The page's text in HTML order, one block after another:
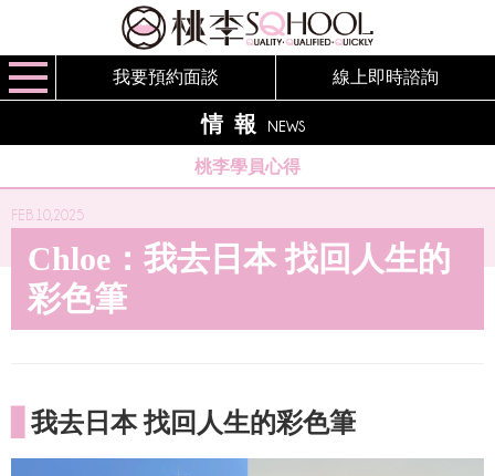
我要預約面談 線上即時諮詢
情報 NEWS
桃李學員心得
FEB.10,2025
Chloe：我去日本 找回人生的
彩色筆
我去日本 找回人生的彩色筆